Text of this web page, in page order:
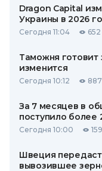
Dragon Capital
Украины в 2026
Сегодня 11:04 652
Таможня готовит
изменится
Сегодня 10:12 887
За 7 месяцев в
поступило более
Сегодня 10:00 159
Швеция
вывозившее